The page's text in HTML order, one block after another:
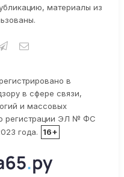
материалы из
в
в сфере связи,
и массовых
регистрации ЭЛ № ФС
года.
16+